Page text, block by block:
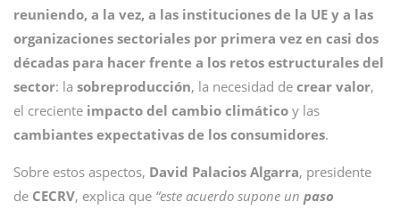
reuniendo, a la vez, a las instituciones de la UE y a las
organizaciones sectoriales por primera vez en casi dos
décadas para hacer frente a los retos estructurales del
sector: la sobreproducción, la necesidad de crear valor,
el creciente impacto del cambio climático y las
cambiantes expectativas de los consumidores.
Sobre estos aspectos, David Palacios Algarra, presidente
de CECRV, explica que “este acuerdo supone un paso